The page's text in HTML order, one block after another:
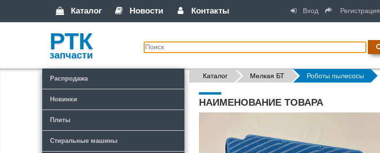
Каталог Новости Контакты Вход Регистрация
РТК
запчасти
Распродажа
Новинки
Плиты
Стиральные машины
Каталог Мелкая БТ Роботы пылесосы
НАИМЕНОВАНИЕ ТОВАРА